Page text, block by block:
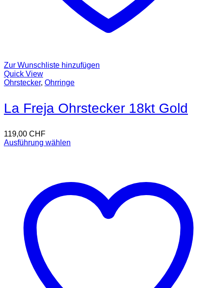
Zur Wunschliste hinzufügen
Quick View
Ohrstecker, Ohrringe
La Freja Ohrstecker 18kt Gold
119,00 CHF
Ausführung wählen